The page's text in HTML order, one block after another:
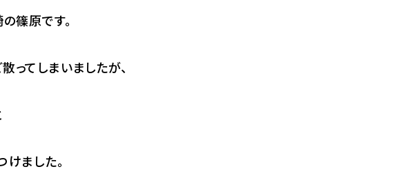
篠原です。
ってしまいましたが、
ました。